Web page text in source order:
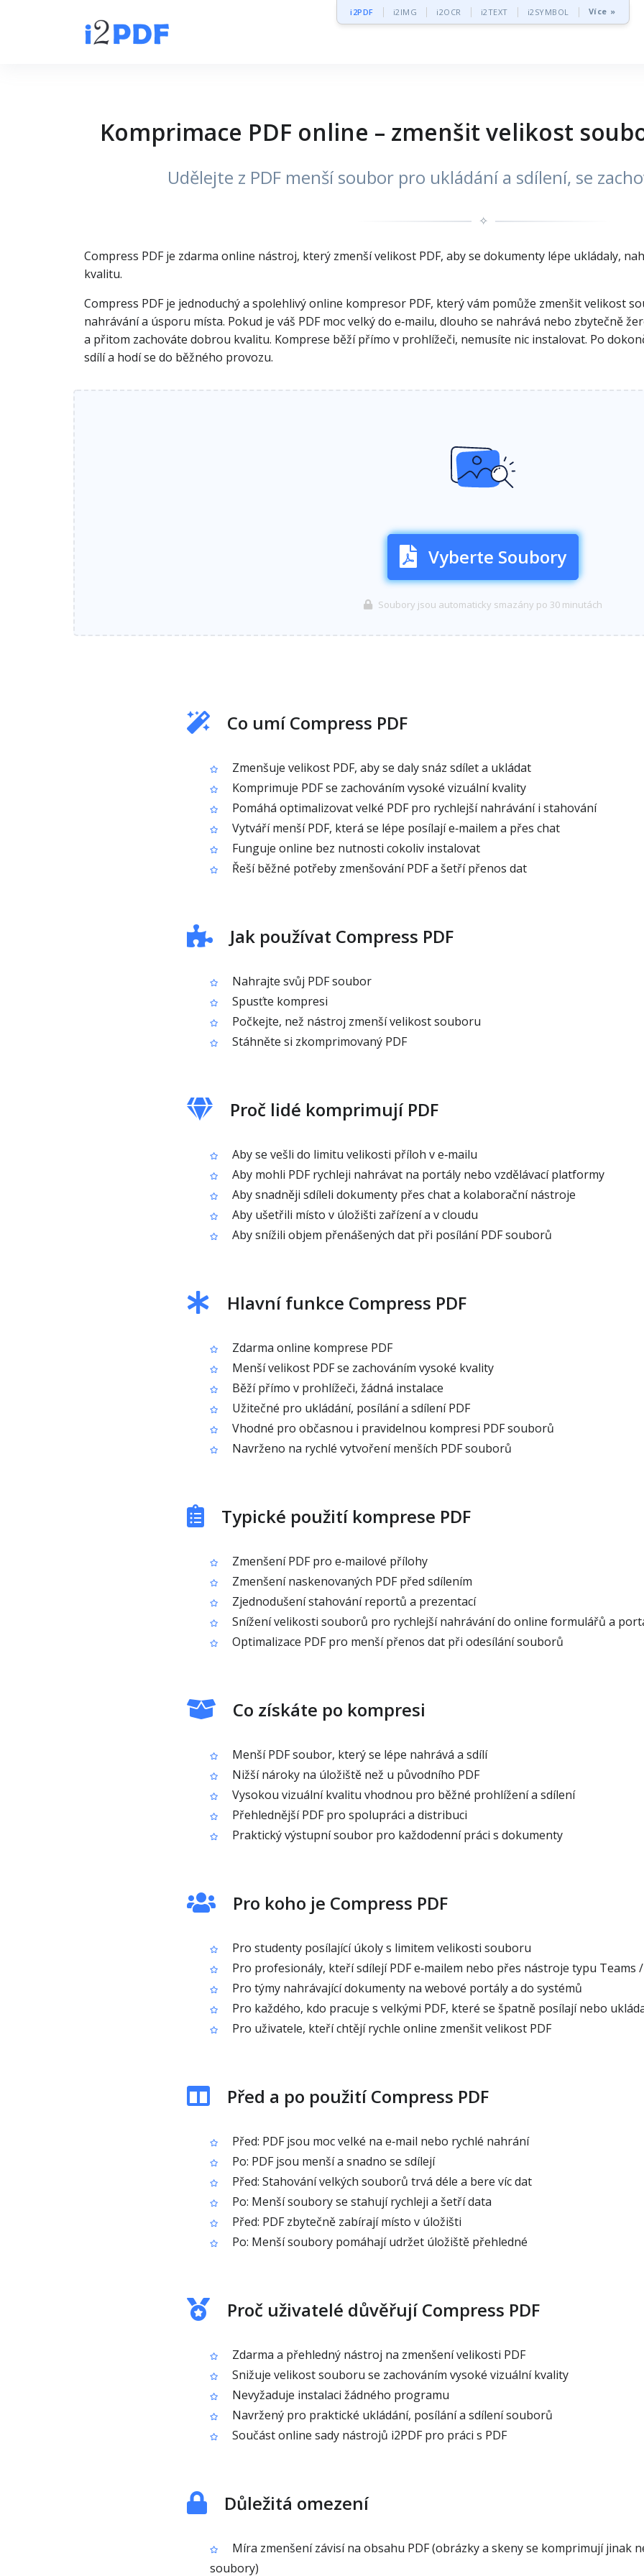
i2PDF i2IMG i2OCR i2TEXT i2SYMBOL Více »
Komprimace PDF online – zmenšit velikost
Udělejte z PDF menší soubor pro ukládání a sdílení, se
✧
Compress PDF je zdarma online nástroj, který zmenší velikost PDF, aby se dokumenty lépe ukládaly,
kvalitu.
Compress PDF je jednoduchý a spolehlivý online kompresor PDF, který vám pomůže zmenšit velikost
nahrávání a úsporu místa. Pokud je váš PDF moc velký do e‑mailu, dlouho se nahrává nebo zbytečně
a přitom zachováte dobrou kvalitu. Komprese běží přímo v prohlížeči, nemusíte nic instalovat. Po
sdílí a hodí se do běžného provozu.
Vyberte Soubory
Soubory jsou automaticky smazány po 30 minutách
Co umí Compress PDF
Zmenšuje velikost PDF, aby se daly snáz sdílet a ukládat
Komprimuje PDF se zachováním vysoké vizuální kvality
Pomáhá optimalizovat velké PDF pro rychlejší nahrávání i stahování
Vytváří menší PDF, která se lépe posílají e‑mailem a přes chat
Funguje online bez nutnosti cokoliv instalovat
Řeší běžné potřeby zmenšování PDF a šetří přenos dat
Jak používat Compress PDF
Nahrajte svůj PDF soubor
Spusťte kompresi
Počkejte, než nástroj zmenší velikost souboru
Stáhněte si zkomprimovaný PDF
Proč lidé komprimují PDF
Aby se vešli do limitu velikosti příloh v e‑mailu
Aby mohli PDF rychleji nahrávat na portály nebo vzdělávací platformy
Aby snadněji sdíleli dokumenty přes chat a kolaborační nástroje
Aby ušetřili místo v úložišti zařízení a v cloudu
Aby snížili objem přenášených dat při posílání PDF souborů
Hlavní funkce Compress PDF
Zdarma online komprese PDF
Menší velikost PDF se zachováním vysoké kvality
Běží přímo v prohlížeči, žádná instalace
Užitečné pro ukládání, posílání a sdílení PDF
Vhodné pro občasnou i pravidelnou kompresi PDF souborů
Navrženo na rychlé vytvoření menších PDF souborů
Typické použití komprese PDF
Zmenšení PDF pro e‑mailové přílohy
Zmenšení naskenovaných PDF před sdílením
Zjednodušení stahování reportů a prezentací
Snížení velikosti souborů pro rychlejší nahrávání do online formulářů a
Optimalizace PDF pro menší přenos dat při odesílání souborů
Co získáte po kompresi
Menší PDF soubor, který se lépe nahrává a sdílí
Nižší nároky na úložiště než u původního PDF
Vysokou vizuální kvalitu vhodnou pro běžné prohlížení a sdílení
Přehlednější PDF pro spolupráci a distribuci
Praktický výstupní soubor pro každodenní práci s dokumenty
Pro koho je Compress PDF
Pro studenty posílající úkoly s limitem velikosti souboru
Pro profesionály, kteří sdílejí PDF e‑mailem nebo přes nástroje typu Teams /
Pro týmy nahrávající dokumenty na webové portály a do systémů
Pro každého, kdo pracuje s velkými PDF, které se špatně posílají nebo
Pro uživatele, kteří chtějí rychle online zmenšit velikost PDF
Před a po použití Compress PDF
Před: PDF jsou moc velké na e‑mail nebo rychlé nahrání
Po: PDF jsou menší a snadno se sdílejí
Před: Stahování velkých souborů trvá déle a bere víc dat
Po: Menší soubory se stahují rychleji a šetří data
Před: PDF zbytečně zabírají místo v úložišti
Po: Menší soubory pomáhají udržet úložiště přehledné
Proč uživatelé důvěřují Compress PDF
Zdarma a přehledný nástroj na zmenšení velikosti PDF
Snižuje velikost souboru se zachováním vysoké vizuální kvality
Nevyžaduje instalaci žádného programu
Navržený pro praktické ukládání, posílání a sdílení souborů
Součást online sady nástrojů i2PDF pro práci s PDF
Důležitá omezení
Míra zmenšení závisí na obsahu PDF (obrázky a skeny se komprimují jinak
soubory)